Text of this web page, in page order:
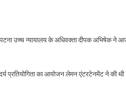
पटना उच्च न्यायालय के अधिवक्ता दीपक अभिषेक ने
प्रतियोगिता का आयोजन लेमन एंटरटेनमेंट ने की